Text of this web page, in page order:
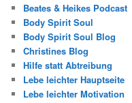
Beates & Heikes Podcast
Body Spirit Soul
Body Spirit Soul Blog
Christines Blog
Hilfe statt Abtreibung
Lebe leichter Hauptseite
Lebe leichter Motivation